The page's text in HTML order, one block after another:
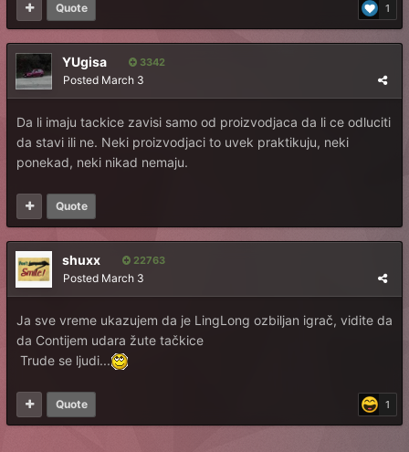
1
Quote
YUgisa 3342
Posted March 3
Da li imaju tackice zavisi samo od proizvodjaca da li ce odluciti
da stavi ili ne. Neki proizvodjaci to uvek praktikuju, neki
ponekad, neki nikad nemaju.
Quote
shuxx 22763
Posted March 3
Ja sve vreme ukazujem da je LingLong ozbiljan igrač, vidite da
da Contijem udara žute tačkice
Trude se ljudi...
1
Quote